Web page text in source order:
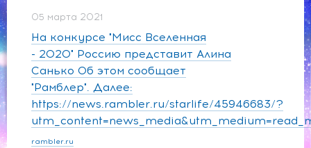
05 марта 2021
На конкурсе "Мисс Вселенная
- 2020" Россию представит Алина
Санько Об этом сообщает
"Рамблер". Далее:
https://news.rambler.ru/starlife/45946683/?
rambler.ru